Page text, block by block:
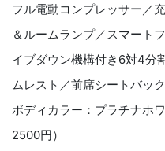
フル電動コンプレッサー／
＆ルームランプ／スマート
イブダウン機構付き6対4分
ムレスト／前席シートバッ
ボディカラー：プラチナホ
2500円）